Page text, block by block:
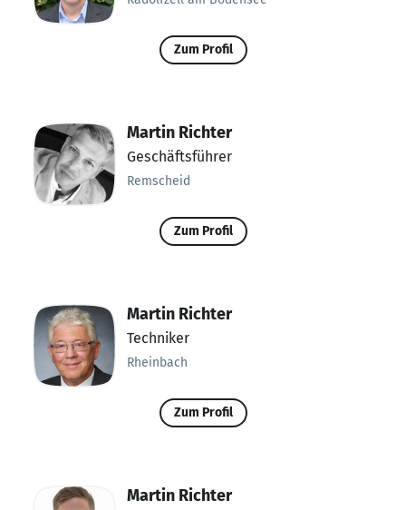
Zum Profil
Martin Richter
Geschäftsführer
Remscheid
Zum Profil
Martin Richter
Techniker
Rheinbach
Zum Profil
Martin Richter